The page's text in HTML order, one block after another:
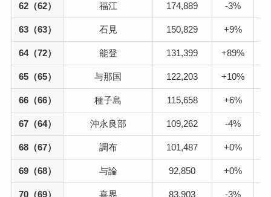
62（62） 福江 174,889 -3%
63（63） 石見 150,829 +9%
64（72） 能登 131,399 +89%
65（65） 与那国 122,203 +10%
66（66） 種子島 115,658 +6%
67（64） 沖永良部 109,262 -4%
68（67） 調布 101,487 +0%
69（68） 与論 92,850 +0%
70（69） 喜界 83,903 -3%